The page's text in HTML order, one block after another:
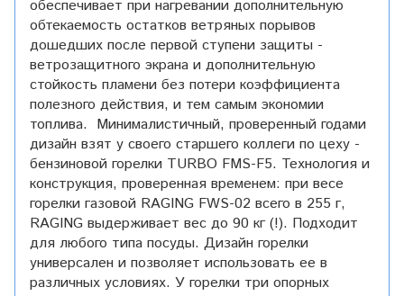
обеспечивает при нагревании дополнительную
обтекаемость остатков ветряных порывов
дошедших после первой ступени защиты -
ветрозащитного экрана и дополнительную
стойкость пламени без потери коэффициента
полезного действия, и тем самым экономии
топлива. Минималистичный, проверенный годами
дизайн взят у своего старшего коллеги по цеху -
бензиновой горелки TURBO FMS-F5. Технология и
конструкция, проверенная временем: при весе
горелки газовой RAGING FWS-02 всего в 255 г,
RAGING выдерживает вес до 90 кг (!). Подходит
для любого типа посуды. Дизайн горелки
универсален и позволяет использовать ее в
различных условиях. У горелки три опорных